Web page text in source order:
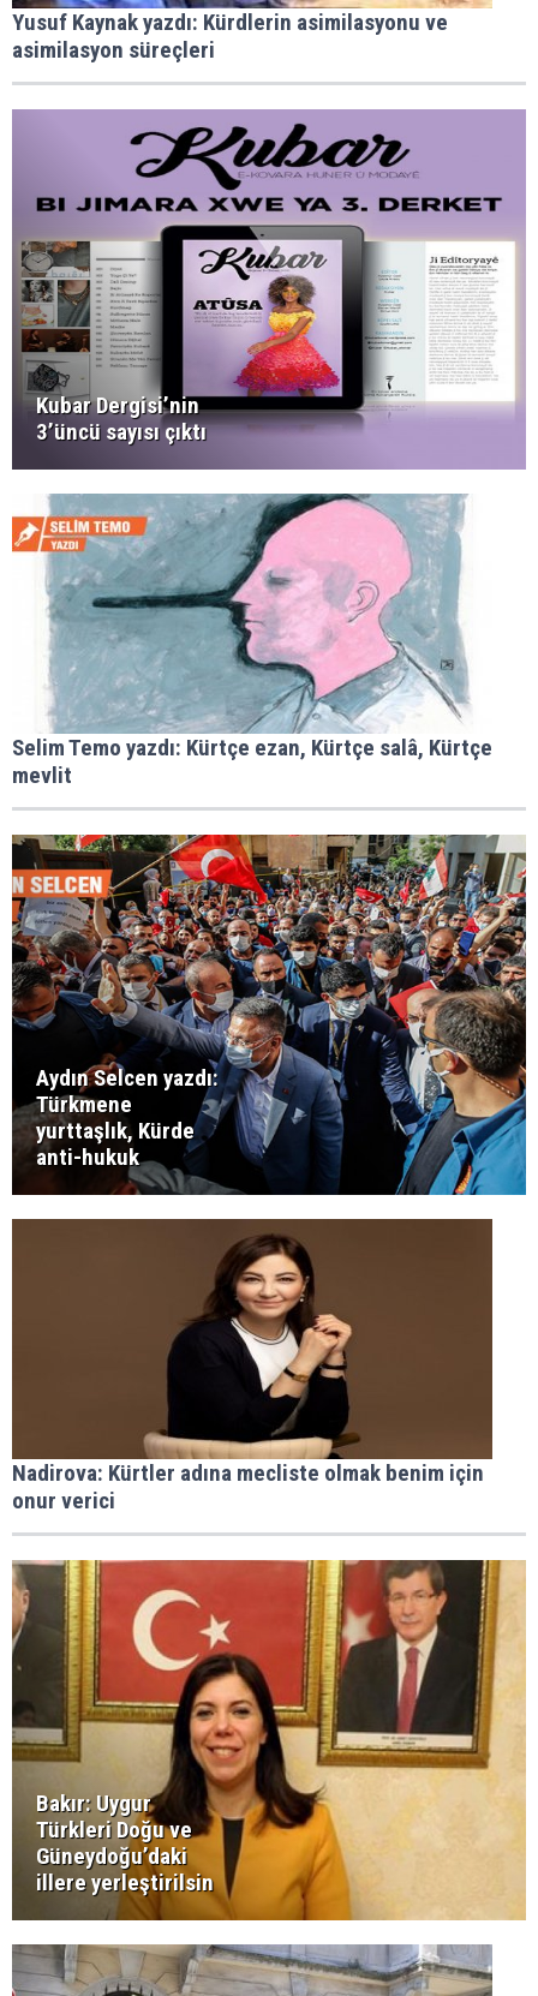
Yusuf Kaynak yazdı: Kürdlerin asimilasyonu ve
asimilasyon süreçleri
Kubar Dergisi’nin
3’üncü sayısı çıktı
Selim Temo yazdı: Kürtçe ezan, Kürtçe salâ, Kürtçe
mevlit
Aydın Selcen yazdı:
Türkmene
yurttaşlık, Kürde
anti-hukuk
Nadirova: Kürtler adına mecliste olmak benim için
onur verici
Bakır: Uygur
Türkleri Doğu ve
Güneydoğu’daki
illere yerleştirilsin